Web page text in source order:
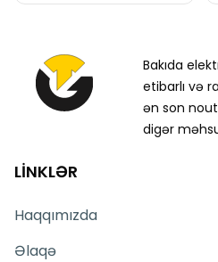
Bakıda
etibarlı və
ən son
digər
LİNKLƏR
Haqqımızda
Əlaqə